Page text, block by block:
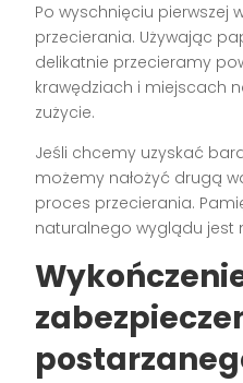
Po wyschnięciu pierwszej
przecierania. Używając
delikatnie przecieramy
krawędziach i miejscach
zużycie.
Jeśli chcemy uzyskać
możemy nałożyć drugą
proces przecierania.
naturalnego wyglądu jest